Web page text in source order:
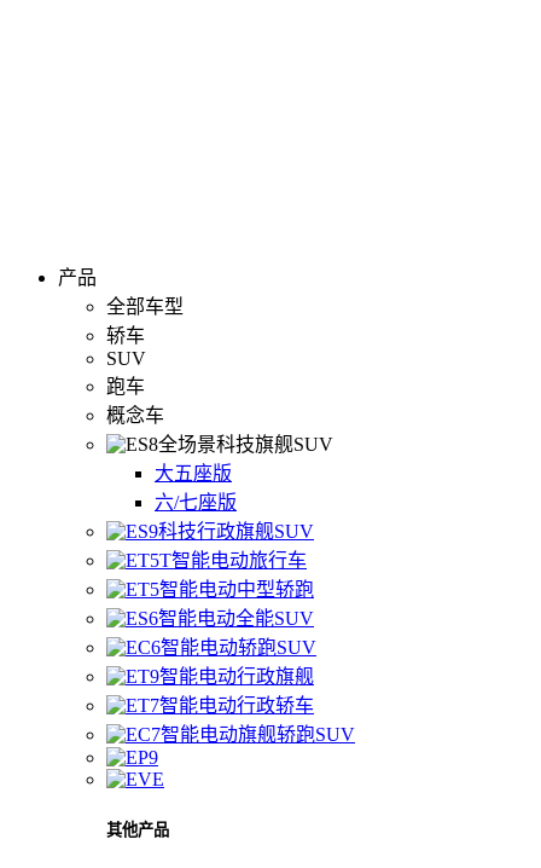
产品
全部车型
轿车
SUV
跑车
概念车
全场景科技旗舰SUV
大五座版
六/七座版
科技行政旗舰SUV
智能电动旅行车
智能电动中型轿跑
智能电动全能SUV
智能电动轿跑SUV
智能电动行政旗舰
智能电动行政轿车
智能电动旗舰轿跑SUV
其他产品